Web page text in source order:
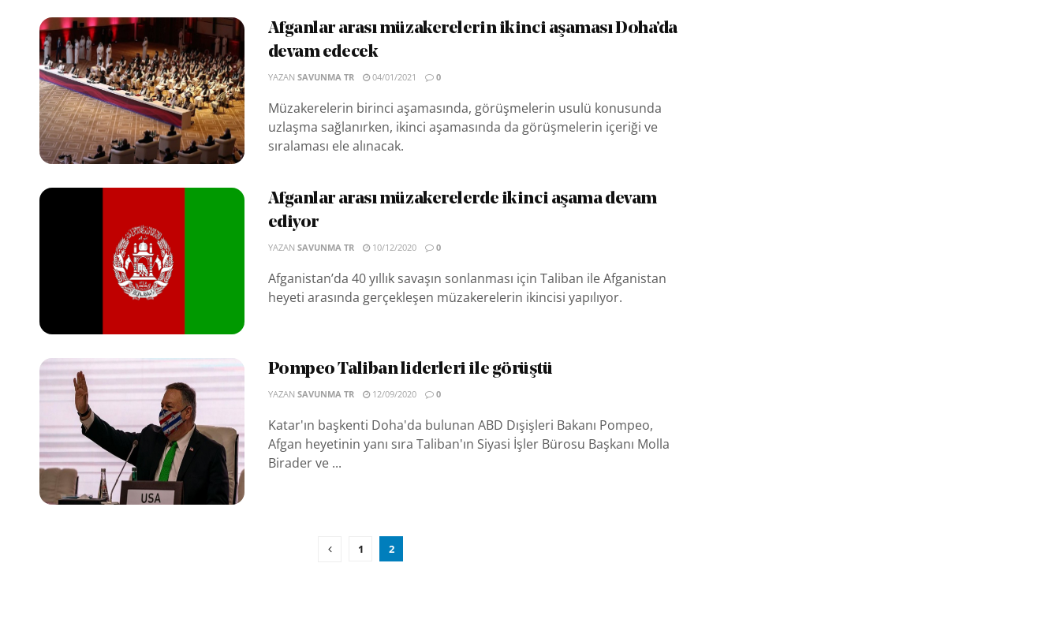
Afganlar arası müzakerelerin ikinci aşaması Doha’da
devam edecek
YAZAN SAVUNMA TR 04/01/2021 0
Müzakerelerin birinci aşamasında, görüşmelerin usulü konusunda
uzlaşma sağlanırken, ikinci aşamasında da görüşmelerin içeriği ve
sıralaması ele alınacak.
Afganlar arası müzakerelerde ikinci aşama devam
ediyor
YAZAN SAVUNMA TR 10/12/2020 0
Afganistan’da 40 yıllık savaşın sonlanması için Taliban ile Afganistan
heyeti arasında gerçekleşen müzakerelerin ikincisi yapılıyor.
Pompeo Taliban liderleri ile görüştü
YAZAN SAVUNMA TR 12/09/2020 0
Katar'ın başkenti Doha'da bulunan ABD Dışişleri Bakanı Pompeo,
Afgan heyetinin yanı sıra Taliban'ın Siyasi İşler Bürosu Başkanı Molla
Birader ve ...
1 2